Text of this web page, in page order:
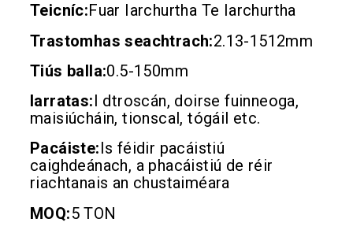
Teicníc:Fuar Iarchurtha Te Iarchurtha
Trastomhas seachtrach:2.13-1512mm
Tiús balla:0.5-150mm
Iarratas:I dtroscán, doirse fuinneoga,
maisiúcháin, tionscal, tógáil etc.
Pacáiste: Is féidir pacáistiú
caighdeánach, a phacáistiú de réir
riachtanais an chustaiméara
MOQ:5 TON